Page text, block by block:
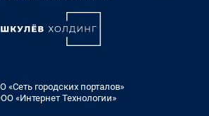
«Сеть городских порталов»
«Интернет Технологии»